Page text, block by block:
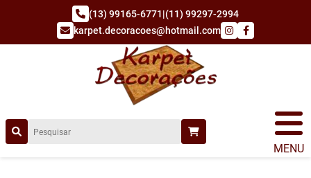
(13) 99165-6771|(11) 99297-2994
karpet.decoracoes@hotmail.com
MENU